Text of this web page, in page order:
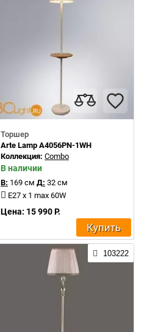
Торшер
Arte Lamp A4056PN-1WH
Коллекция: Combo
В наличии
В: 169 см Д: 32 см
E27 x 1 max 60W
Цена: 15 990 Р.
Купить
103222